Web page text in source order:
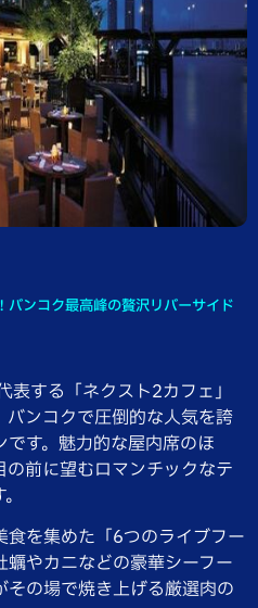
ンコク最高峰の贅沢リバーサイド
する「ネクスト2カフェ」
ンコクで圧倒的な人気を誇
す。魅力的な屋内席のほ
前に望むロマンチックなテ
を集めた「6つのライブフー
蠣やカニなどの豪華シーフー
その場で焼き上げる厳選肉の